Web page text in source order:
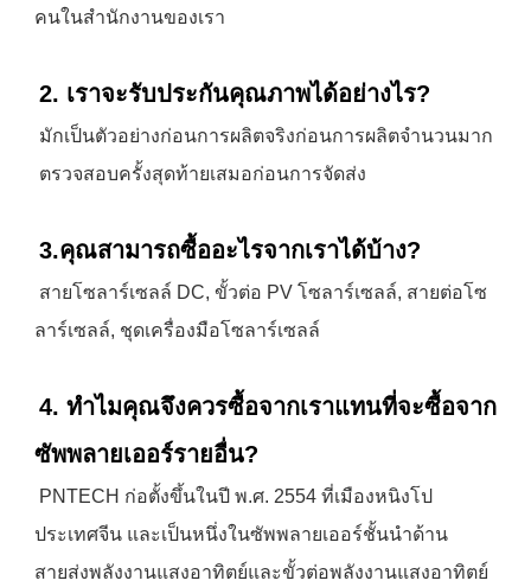
คนในสำนักงานของเรา
2. เราจะรับประกันคุณภาพได้อย่างไร?
มักเป็นตัวอย่างก่อนการผลิตจริงก่อนการผลิตจำนวนมาก
ตรวจสอบครั้งสุดท้ายเสมอก่อนการจัดส่ง
3.คุณสามารถซื้ออะไรจากเราได้บ้าง?
สายโซลาร์เซลล์ DC, ขั้วต่อ PV โซลาร์เซลล์, สายต่อโซ
ลาร์เซลล์, ชุดเครื่องมือโซลาร์เซลล์
4. ทำไมคุณจึงควรซื้อจากเราแทนที่จะซื้อจาก
ซัพพลายเออร์รายอื่น?
PNTECH ก่อตั้งขึ้นในปี พ.ศ. 2554 ที่เมืองหนิงโป
ประเทศจีน และเป็นหนึ่งในซัพพลายเออร์ชั้นนำด้าน
สายส่งพลังงานแสงอาทิตย์และขั้วต่อพลังงานแสงอาทิตย์